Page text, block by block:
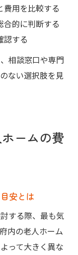
費用を比較する
合的に判断する
認する
相談窓口や専門
ない選択肢を見
ームの費
安とは
する際、最も気
内の老人ホーム
って大きく異な